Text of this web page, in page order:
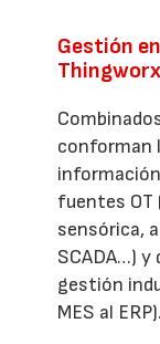
Gestión
conforman
fuentes OT
sensórica,
SCADA…)
gestión
MES al ERP).